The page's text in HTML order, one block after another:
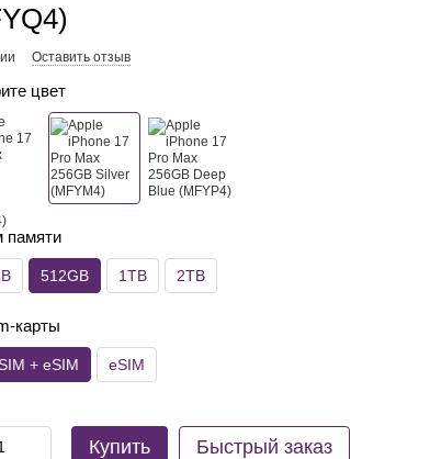
Оставить отзыв
цвет
512GB 1TB 2TB
карты
+ eSIM eSIM
Купить Быстрый заказ